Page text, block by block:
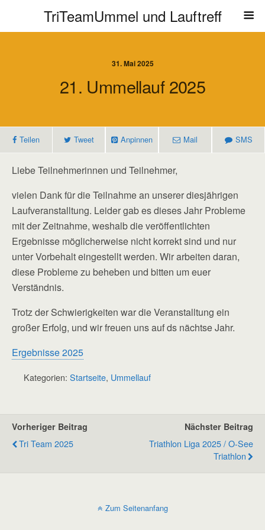
TriTeamUmmel und Lauftreff
31. Mai 2025
21. Ummellauf 2025
Teilen Tweet Anpinnen Mail SMS
Liebe Teilnehmerinnen und Teilnehmer,
vielen Dank für die Teilnahme an unserer diesjährigen
Laufveranstalltung. Leider gab es dieses Jahr Probleme
mit der Zeitnahme, weshalb die veröffentlichten
Ergebnisse möglicherweise nicht korrekt sind und nur
unter Vorbehalt eingestellt werden. Wir arbeiten daran,
diese Probleme zu beheben und bitten um euer
Verständnis.
Trotz der Schwierigkeiten war die Veranstalltung ein
großer Erfolg, und wir freuen uns auf ds nächtse Jahr.
Ergebnisse 2025
Kategorien: Startseite, Ummellauf
Vorheriger Beitrag
Tri Team 2025
Nächster Beitrag
Triathlon Liga 2025 / O-See
Triathlon
Zum Seitenanfang